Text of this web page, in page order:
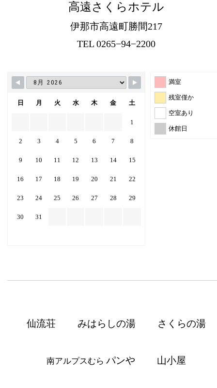
高遠さくらホテル
伊那市高遠町勝間217
TEL 0265−94−2200
満室
残室僅か
空室あり
休館日
日 月 火 水 木 金 土
1
2 3 4 5 6 7 8
9 10 11 12 13 14 15
16 17 18 19 20 21 22
23 24 25 26 27 28 29
30 31
仙流荘 みはらしの湯 さくらの湯
南アルプスむら パンや 山小屋